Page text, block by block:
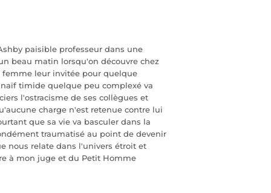
paisible professeur dans une
beau matin lorsqu'on découvre chez
femme leur invitée pour quelque
timide quelque peu complexé va
l'ostracisme de ses collègues et
charge n'est retenue contre lui
que sa vie va basculer dans la
traumatisé au point de devenir
nous relate dans l'univers étroit et
à mon juge et du Petit Homme